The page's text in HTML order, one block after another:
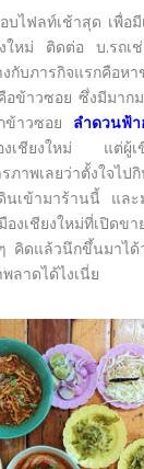
บไฟลท์เช้าสุด เพื่อมี
งใหม่ ติดต่อ บ.รถเ
งกับภารกิจแรกคือห
ข้าวซอย ซึ่งมีมากม
ข้าวซอย ลำดวนฟ้
งเชียงใหม่ แต่ผู้เขี
าพเลยว่าตั้งใจไป
นเข้ามาร้านนี้ และ
มืองเชียงใหม่ที่เปิ
คิดแล้วนึกขึ้นมาได้
ลาดได้ไงเนี่ย